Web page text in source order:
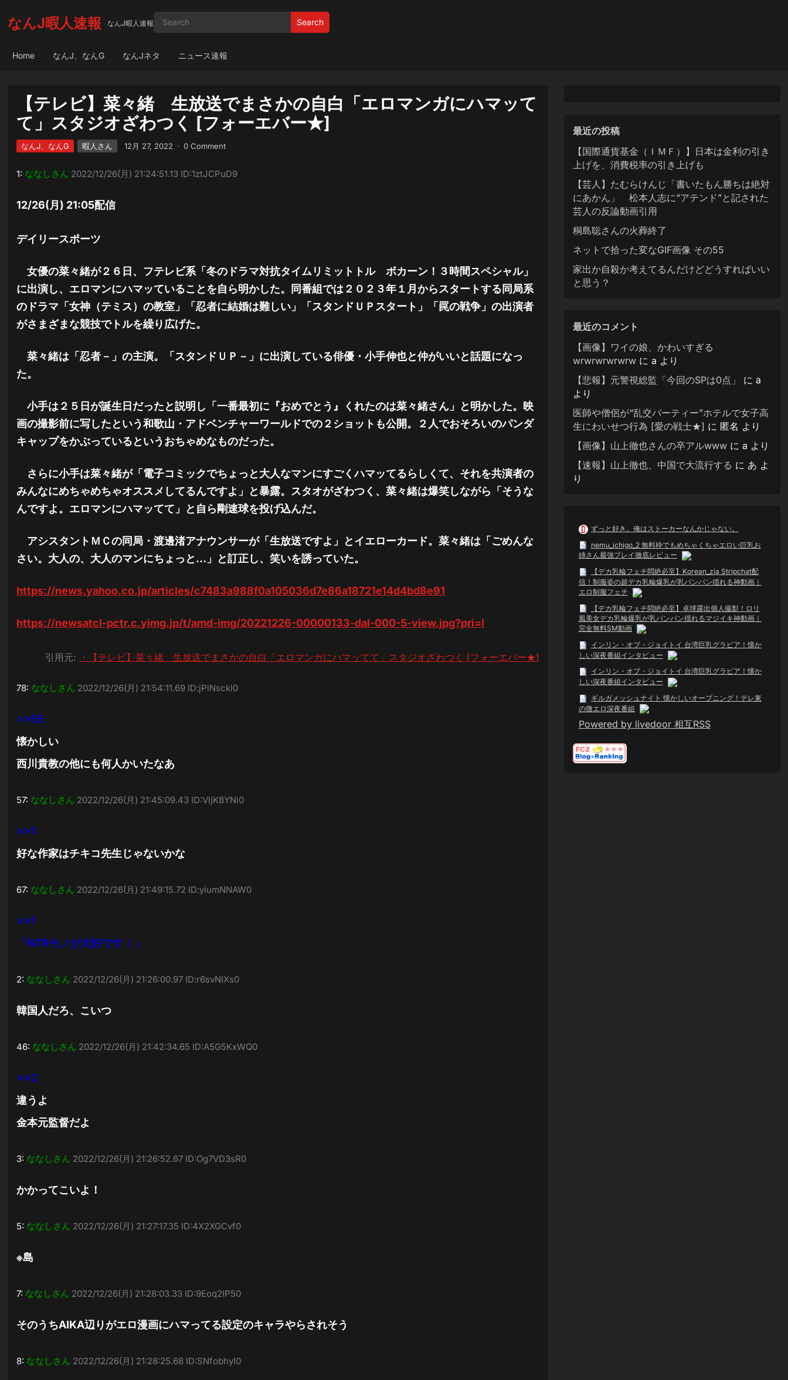
なんJ暇人速報 なんJ暇人速報 Search
Home なんJ、なんG なんJネタ ニュース速報
【テレビ】菜々緒 生放送でまさかの自白「エロマンガにハマッて
て」スタジオざわつく [フォーエバー★]
なんJ、なんG 暇人さん 12月 27, 2022 · 0 Comment
1: ななしさん 2022/12/26(月) 21:24:51.13 ID:1ztJCPuD9
12/26(月) 21:05配信
デイリースポーツ
女優の菜々緒が２６日、フテレビ系「冬のドラマ対抗タイムリミットトル ボカーン！３時間スペシャル」
に出演し、エロマンにハマッていることを自ら明かした。同番組では２０２３年１月からスタートする同局系
のドラマ「女神（テミス）の教室」「忍者に結婚は難しい」「スタンドＵＰスタート」「罠の戦争」の出演者
がさまざまな競技でトルを繰り広げた。
菜々緒は「忍者－」の主演。「スタンドＵＰ－」に出演している俳優・小手伸也と仲がいいと話題になっ
た。
小手は２５日が誕生日だったと説明し「一番最初に『おめでとう』くれたのは菜々緒さん」と明かした。映
画の撮影前に写したという和歌山・アドベンチャーワールドでの２ショットも公開。２人でおそろいのパンダ
キャップをかぶっているというおちゃめなものだった。
さらに小手は菜々緒が「電子コミックでちょっと大人なマンにすごくハマッてるらしくて、それを共演者の
みんなにめちゃめちゃオススメしてるんですよ」と暴露。スタオがざわつく、菜々緒は爆笑しながら「そうな
んですよ。エロマンにハマッてて」と自ら剛速球を投げ込んだ。
アシスタントＭＣの同局・渡邊渚アナウンサーが「生放送ですよ」とイエローカード。菜々緒は「ごめんな
さい。大人の、大人のマンにちょっと…」と訂正し、笑いを誘っていた。
https://news.yahoo.co.jp/articles/c7483a988f0a105036d7e86a18721e14d4bd8e91
https://newsatcl-pctr.c.yimg.jp/t/amd-img/20221226-00000133-dal-000-5-view.jpg?pri=l
引用元: ・【テレビ】菜々緒 生放送でまさかの自白「エロマンガにハマッてて」スタジオざわつく [フォーエバー★]
78: ななしさん 2022/12/26(月) 21:54:11.69 ID:jPlNsckl0
>>55
懐かしい
西川貴教の他にも何人かいたなあ
57: ななしさん 2022/12/26(月) 21:45:09.43 ID:VljK8YNi0
>>1
好な作家はチキコ先生じゃないかな
67: ななしさん 2022/12/26(月) 21:49:15.72 ID:yiumNNAW0
>>1
「NTRモノが大好です！」
2: ななしさん 2022/12/26(月) 21:26:00.97 ID:r6svNIXs0
韓国人だろ、こいつ
46: ななしさん 2022/12/26(月) 21:42:34.65 ID:A5G5KxWQ0
>>2
違うよ
金本元監督だよ
3: ななしさん 2022/12/26(月) 21:26:52.67 ID:Og7VD3sR0
かかってこいよ！
5: ななしさん 2022/12/26(月) 21:27:17.35 ID:4X2XGCvf0
※島
7: ななしさん 2022/12/26(月) 21:28:03.33 ID:9Eoq2IP50
そのうちAIKA辺りがエロ漫画にハマってる設定のキャラやらされそう
8: ななしさん 2022/12/26(月) 21:28:25.68 ID:SNfobhyI0
最近の投稿
【国際通貨基金（ＩＭＦ）】日本は金利の引き
上げを、消費税率の引き上げも
【芸人】たむらけんじ「書いたもん勝ちは絶対
にあかん」 松本人志に“アテンド”と記された
芸人の反論動画引用
桐島聡さんの火葬終了
ネットで拾った変なGIF画像 その55
家出か自殺か考えてるんだけどどうすればいい
と思う？
最近のコメント
【画像】ワイの娘、かわいすぎる
wrwrwrwrwrwに a より
【悲報】元警視総監「今回のSPは0点」
に a
より
医師や僧侶が“乱交パーティー”ホテルで女子高
生にわいせつ行為 [愛の戦士★] に 匿名 より
【画像】山上徹也さんの卒アルwwwに a より
【速報】山上徹也、中国で大流行する に あ よ
り
ずっと好き。俺はストーカーなんかじゃない。
nemu_ichigo_2 無料枠でもめちゃくちゃエロい巨乳お
姉さん最強プレイ徹底レビュー
【デカ乳輪フェチ悶絶必至】Korean_zia Stripchat配
信！制服姿の超デカ乳輪爆乳が乳パンパン揺れる神動画｜
エロ制服フェチ
【デカ乳輪フェチ悶絶必至】卓球露出個人撮影！ロリ
風美女デカ乳輪爆乳が乳パンパン揺れるマジイキ神動画｜
完全無料SM動画
インリン・オブ・ジョイトイ 台湾巨乳グラビア！懐か
しい深夜番組インタビュー
インリン・オブ・ジョイトイ 台湾巨乳グラビア！懐か
しい深夜番組インタビュー
ギルガメッシュナイト 懐かしいオープニング！テレ東
の微エロ深夜番組
Powered by livedoor 相互RSS